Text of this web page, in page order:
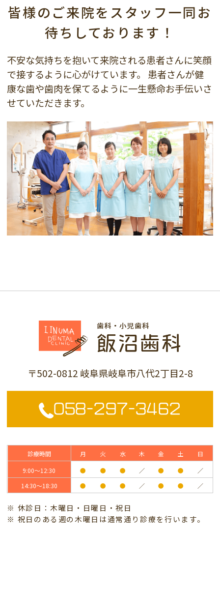
皆様のご来院をスタッフ一同お
待ちしております！
不安な気持ちを抱いて来院される患者さんに笑顔
で接するように心がけています。
患者さんが健
康な歯や歯肉を保てるように一生懸命お手伝いさ
せていただきます。
〒502-0812 岐阜県岐阜市八代2丁目2-8
058-297-3462
診療時間 月 火 水 木 金 土
日
9:00～12:30
● ● ● ／ ● ●
／
14:30～18:30
● ● ● ／ ● ● ／
※ 休診日：木曜日・日曜日・祝日
※ 祝日のある週の木曜日は通常通り診療を行います。